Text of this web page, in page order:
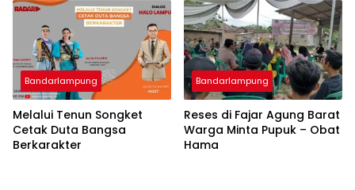
Bandarlampung
Melalui Tenun Songket
Cetak Duta Bangsa
Berkarakter
Bandarlampung
Reses di Fajar Agung Barat
Warga Minta Pupuk – Obat
Hama